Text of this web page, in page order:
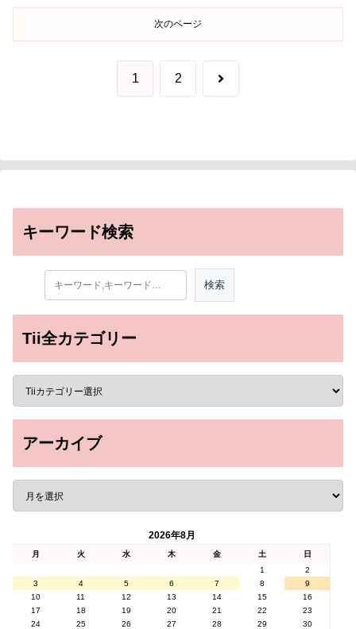
次のページ
1 2 次
キーワード検索
Tii全カテゴリー
アーカイブ
2026年8月
月 火 水 木 金 土
日
1
2
3
4 5 6 7 8
9
10
11 12 13 14 15
16
17
18 19 20 21 22
23
24
25 26 27 28 29
30